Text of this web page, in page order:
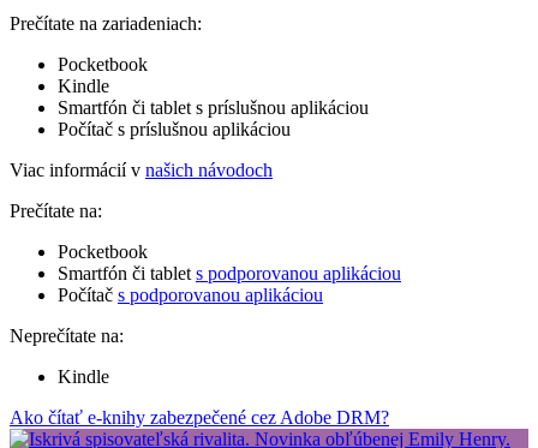
Prečítate na zariadeniach:
Pocketbook
Kindle
Smartfón či tablet s príslušnou aplikáciou
Počítač s príslušnou aplikáciou
Viac informácií v našich návodoch
Prečítate na:
Pocketbook
Smartfón či tablet s podporovanou aplikáciou
Počítač s podporovanou aplikáciou
Neprečítate na:
Kindle
Ako čítať e-knihy zabezpečené cez Adobe DRM?